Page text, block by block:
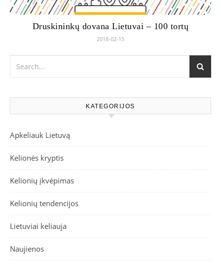
Druskininkų dovana Lietuvai – 100 tortų
2018-02-15
KATEGORIJOS
Apkeliauk Lietuvą
Kelionės kryptis
Kelionių įkvėpimas
Kelionių tendencijos
Lietuviai keliauja
Naujienos